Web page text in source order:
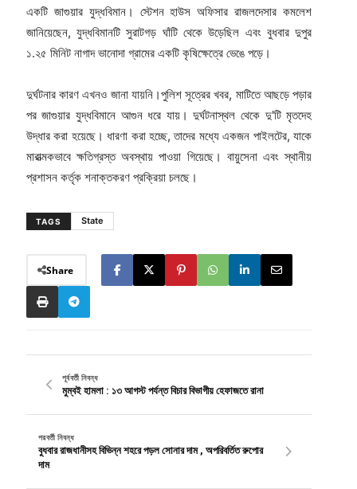
একটি জাগুয়ার যুদ্ধবিমান। স্টেশন হাউস অফিসার রাজলদেসার কমলেশ
জানিয়েছেন, যুদ্ধবিমানটি সুরাটগড় ঘাঁটি থেকে উড়েছিল এবং বুধবার দুপুর
১.২৫ মিনিট নাগাদ ভানোদা গ্রামের একটি কৃষিক্ষেত্রে ভেঙে পড়ে।
দুর্ঘটনার কারণ এখনও জানা যায়নি।পুলিশ সূত্রের খবর, মাটিতে আছড়ে পড়ার
পর জাগুয়ার যুদ্ধবিমানে আগুন ধরে যায়। দুর্ঘটনাস্থল থেকে দু'টি মৃতদেহ
উদ্ধার করা হয়েছে। ধারণা করা হচ্ছে, তাদের মধ্যে একজন পাইলটের, যাকে
মারাত্মকভাবে ক্ষতিগ্রস্ত অবস্থায় পাওয়া গিয়েছে। বায়ুসেনা এবং স্থানীয়
প্রশাসন কর্তৃক শনাক্তকরণ প্রক্রিয়া চলছে।
TAGS State
Share
পূর্ববর্তী নিবন্ধ
মুম্বই হামলা : ১৩ আগস্ট পর্যন্ত বিচার বিভাগীয় হেফাজতে রানা
পরবর্তী নিবন্ধ
বুধবার রাজধানীসহ বিভিন্ন শহরে পড়ল সোনার দাম , অপরিবর্তিত রুপোর
দাম